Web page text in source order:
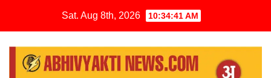
Sat. Aug 8th, 2026 10:34:42 AM